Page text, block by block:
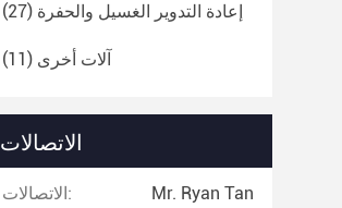
إعادة التدوير الغسيل والحفرة (27)
آلات أخرى (11)
الاتصالات
الاتصالات: Mr. Ryan Tan